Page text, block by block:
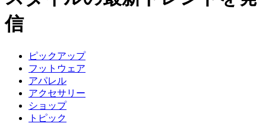
信
ピックアップ
フットウェア
アパレル
アクセサリー
ショップ
トピック